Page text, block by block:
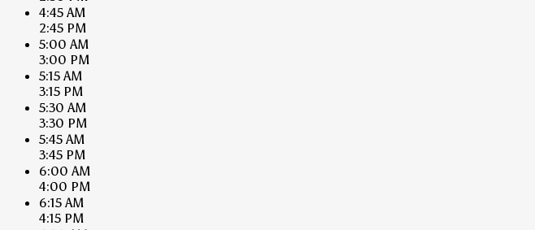
4:45 AM
2:45 PM
5:00 AM
3:00 PM
5:15 AM
3:15 PM
5:30 AM
3:30 PM
5:45 AM
3:45 PM
6:00 AM
4:00 PM
6:15 AM
4:15 PM